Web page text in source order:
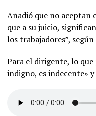
Añadió que no aceptan
que a su juicio,
los trabajadores”,
Para el dirigente, lo
indigno, es indecente» y